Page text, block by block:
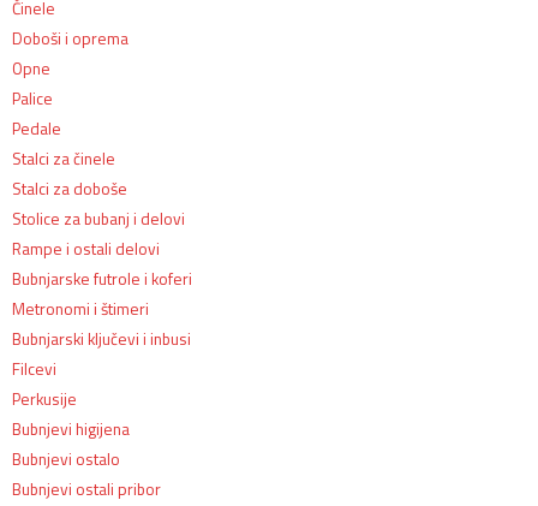
Činele
Doboši i oprema
Opne
Palice
Pedale
Stalci za činele
Stalci za doboše
Stolice za bubanj i delovi
Rampe i ostali delovi
Bubnjarske futrole i koferi
Metronomi i štimeri
Bubnjarski ključevi i inbusi
Filcevi
Perkusije
Bubnjevi higijena
Bubnjevi ostalo
Bubnjevi ostali pribor